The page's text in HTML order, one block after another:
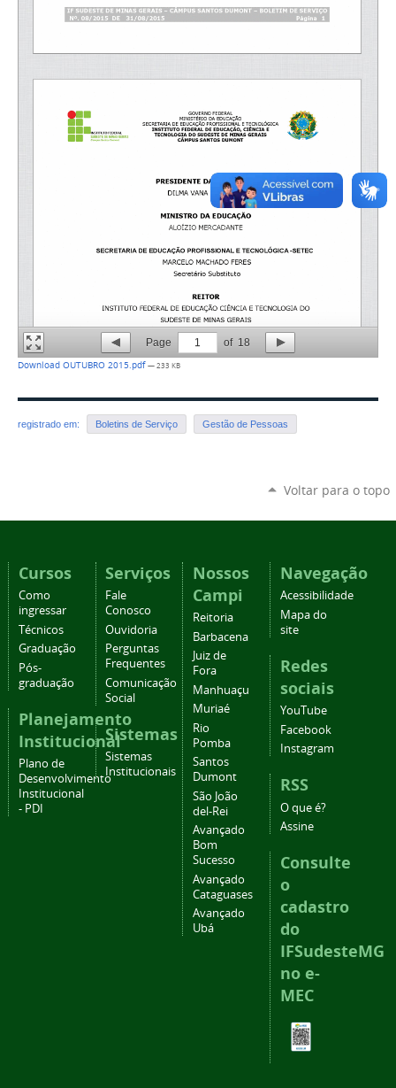
Page 1 of 18
Download OUTUBRO 2015.pdf— 233 KB
registrado em: Boletins de Serviço Gestão de Pessoas
Voltar para o topo
Cursos
Como
ingressar
Técnicos
Graduação
Pós-
graduação
Planejamento
Institucional
Plano de
Desenvolvimento
Institucional
- PDI
Serviços
Fale
Conosco
Ouvidoria
Perguntas
Frequentes
Comunicação
Social
Sistemas
Sistemas
Institucionais
Nossos
Campi
Reitoria
Barbacena
Juiz de
Fora
Manhuaçu
Muriaé
Rio
Pomba
Santos
Dumont
São João
del-Rei
Avançado
Bom
Sucesso
Avançado
Cataguases
Avançado
Ubá
Navegação
Acessibilidade
Mapa do
site
Redes
sociais
YouTube
Facebook
Instagram
RSS
O que é?
Assine
Consulte
o
cadastro
do
IFSudesteMG
no e-
MEC